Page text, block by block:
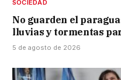
SOCIEDAD
No guarden el
lluvias y tormentas
5 de agosto de 2026